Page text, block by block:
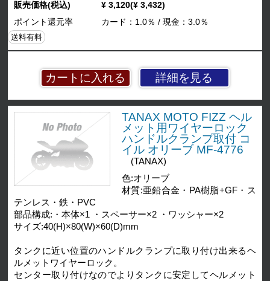
詳細を見る
販売価格(税込)
¥ 3,120(¥ 3,432)
ポイント還元率
カード：1.0％ / 現金：3.0％
送料有料
TANAX MOTO FIZZ ヘル
メット用ワイヤーロック
ハンドルクランプ取付 コ
イル オリーブ MF-4776
(TANAX)
色:オリーブ
材質:亜鉛合金・PA樹脂+GF・ス
テンレス・鉄・PVC
部品構成:・本体×1 ・スペーサー×2 ・ワッシャー×2
サイズ:40(H)×80(W)×60(D)mm
タンクに近い位置のハンドルクランプに取り付け出来るヘ
ルメットワイヤーロック。
センター取り付けなのでよりタンクに安定してヘルメット